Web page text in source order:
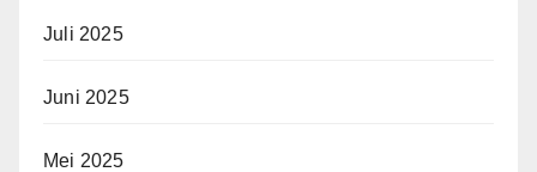
Juli 2025
Juni 2025
Mei 2025